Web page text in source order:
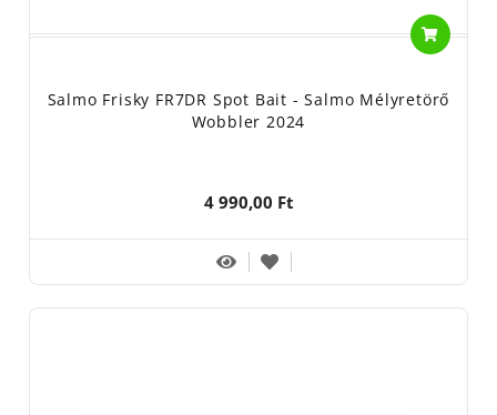
Salmo Frisky FR7DR Spot Bait - Salmo Mélyretörő
Wobbler 2024
4 990,00 Ft